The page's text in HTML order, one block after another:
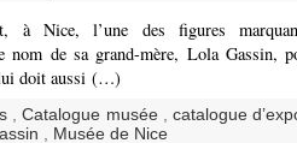
à Nice, l’une des figures
nom de sa grand-mère, Lola Gassin,
lui doit aussi (…)
,Catalogue musée ,catalogue
Musée de Nice